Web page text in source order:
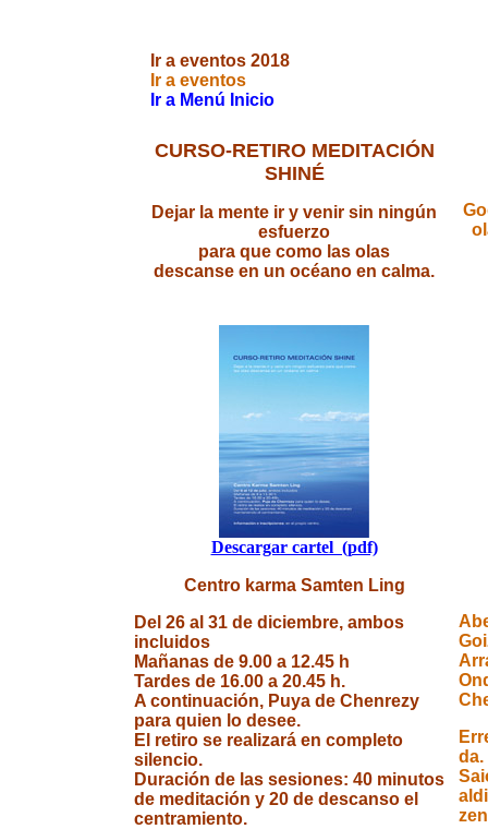
Ir a eventos 2018
Ir a eventos
Ir a Menú Inicio
CURSO-RETIRO MEDITACIÓN
SHINÉ
Dejar la mente ir y venir sin ningún
esfuerzo
para que como las olas
descanse en un océano en calma.
Descargar cartel (pdf)
Centro karma Samten Ling
Del 26 al 31 de diciembre, ambos
incluidos
Mañanas de 9.00 a 12.45 h
Tardes de 16.00 a 20.45 h.
A continuación, Puya de Chenrezy
para quien lo desee.
El retiro se realizará en completo
silencio.
Duración de las sesiones: 40 minutos
de meditación y 20 de descanso el
centramiento.
da.